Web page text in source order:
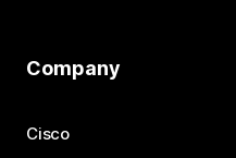
Company
Cisco